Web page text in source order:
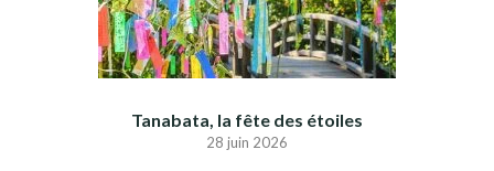
Tanabata, la fête des étoiles
28 juin 2026